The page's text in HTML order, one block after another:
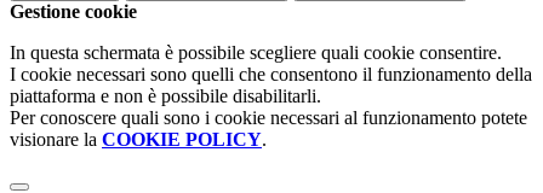
Gestione cookie
In questa schermata è possibile scegliere quali cookie consentire.
I cookie necessari sono quelli che consentono il funzionamento della
piattaforma e non è possibile disabilitarli.
Per conoscere quali sono i cookie necessari al funzionamento potete
visionare la COOKIE POLICY.